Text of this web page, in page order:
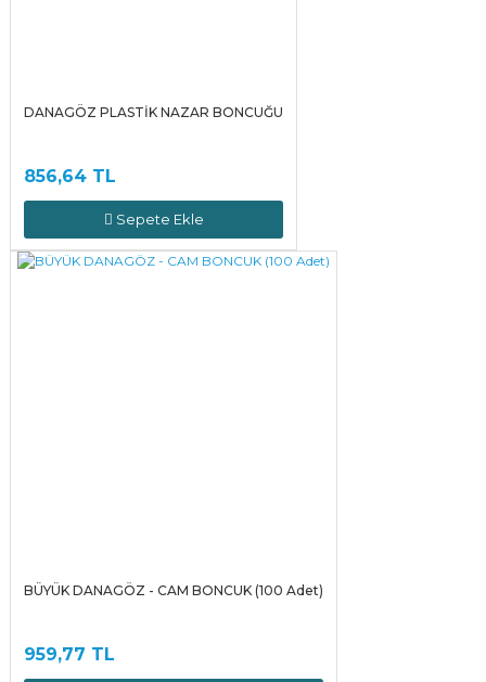
DANAGÖZ PLASTİK NAZAR BONCUĞU
856,64 TL
Sepete Ekle
BÜYÜK DANAGÖZ - CAM BONCUK (100 Adet)
959,77 TL